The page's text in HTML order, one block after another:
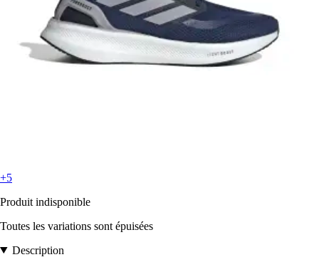
+5
Produit indisponible
Toutes les variations sont épuisées
Description